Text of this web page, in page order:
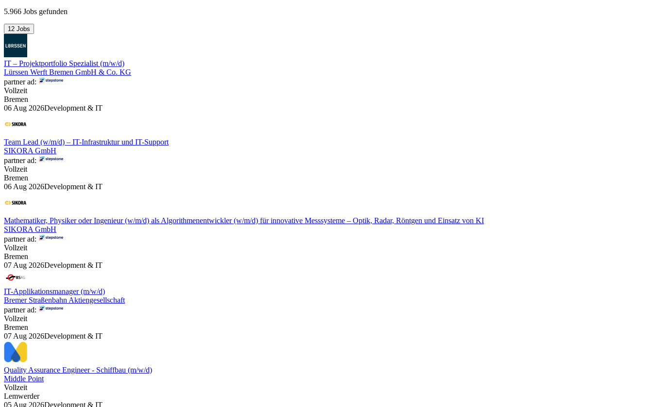
5.966 Jobs gefunden
12 Jobs
IT – Projektportfolio Spezialist (m/w/d)
Lürssen Werft Bremen GmbH & Co. KG
partner ad:
Vollzeit
Bremen
06 Aug 2026Development & IT
Team Lead (w/m/d) – IT-Infrastruktur und IT-Support
SIKORA GmbH
partner ad:
Vollzeit
Bremen
06 Aug 2026Development & IT
Mathematiker, Physiker oder Ingenieur (w/m/d) als Algorithmenentwickler (w/m/d) für innovative Messsysteme – Optik, Radar, Röntgen und Einsatz von KI
SIKORA GmbH
partner ad:
Vollzeit
Bremen
07 Aug 2026Development & IT
IT-Applikationsmanager (m/w/d)
Bremer Straßenbahn Aktiengesellschaft
partner ad:
Vollzeit
Bremen
07 Aug 2026Development & IT
Quality Assurance Engineer - Schiffbau (m/w/d)
Middle Point
Vollzeit
Lemwerder
05 Aug 2026Development & IT